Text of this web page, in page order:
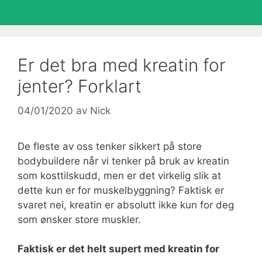
Er det bra med kreatin for
jenter? Forklart
04/01/2020 av Nick
De fleste av oss tenker sikkert på store
bodybuildere når vi tenker på bruk av kreatin
som kosttilskudd, men er det virkelig slik at
dette kun er for muskelbyggning? Faktisk er
svaret nei, kreatin er absolutt ikke kun for deg
som ønsker store muskler.
Faktisk er det helt supert med kreatin for